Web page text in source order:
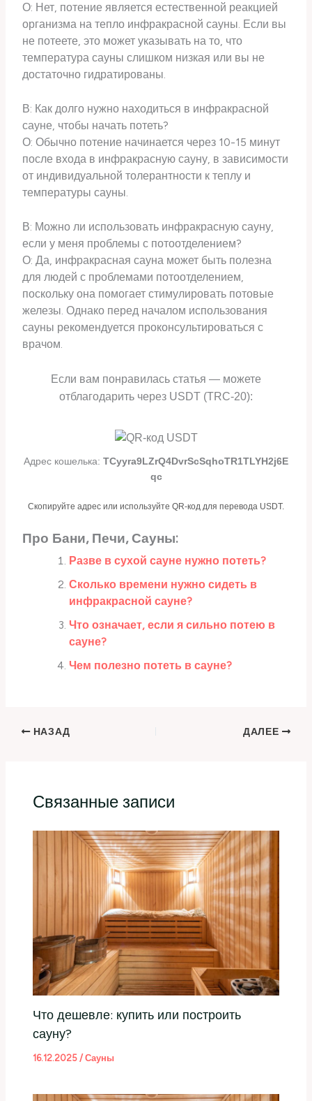
О: Нет, потение является естественной реакцией
организма на тепло инфракрасной сауны. Если вы
не потеете, это может указывать на то, что
температура сауны слишком низкая или вы не
достаточно гидратированы.
В: Как долго нужно находиться в инфракрасной
сауне, чтобы начать потеть?
О: Обычно потение начинается через 10-15 минут
после входа в инфракрасную сауну, в зависимости
от индивидуальной толерантности к теплу и
температуры сауны.
В: Можно ли использовать инфракрасную сауну,
если у меня проблемы с потоотделением?
О: Да, инфракрасная сауна может быть полезна
для людей с проблемами потоотделением,
поскольку она помогает стимулировать потовые
железы. Однако перед началом использования
сауны рекомендуется проконсультироваться с
врачом.
Если вам понравилась статья — можете
отблагодарить через USDT (TRC-20):
Адрес кошелька: TCyyra9LZrQ4DvrScSqhoTR1TLYH2j6E
qc
Скопируйте адрес или используйте QR-код для перевода USDT.
Про Бани, Печи, Сауны:
Разве в сухой сауне нужно потеть?
Сколько времени нужно сидеть в
инфракрасной сауне?
Что означает, если я сильно потею в
сауне?
Чем полезно потеть в сауне?
НАЗАД ДАЛЕЕ
Связанные записи
Что дешевле: купить или построить
сауну?
16.12.2025/Сауны